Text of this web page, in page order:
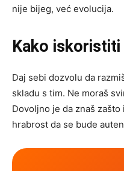
nije bijeg, već evolucija.
Kako iskoristiti
Daj sebi dozvolu da
skladu s tim. Ne moraš
Dovoljno je da znaš
hrabrost da se bude